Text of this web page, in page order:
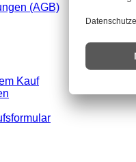
(AGB)
Kauf